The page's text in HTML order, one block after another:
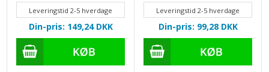
Leveringstid 2-5 hverdage
Din-pris: 149,24 DKK
Leveringstid 2-5 hverdage
Din-pris: 99,28 DKK